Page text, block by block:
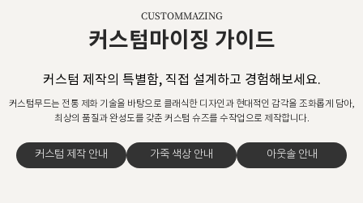
CUSTOMMAZING
커스텀마이징 가이드
커스텀 제작의 특별함, 직접 설계하고 경험해보세요.
커스텀무드는 전통 제화 기술을 바탕으로 클래식한 디자인과 현대적인 감각을 조화롭게 담아,
최상의 품질과 완성도를 갖춘 커스텀 슈즈를 수작업으로 제작합니다.
커스텀 제작 안내 가죽 색상 안내 아웃솔 안내